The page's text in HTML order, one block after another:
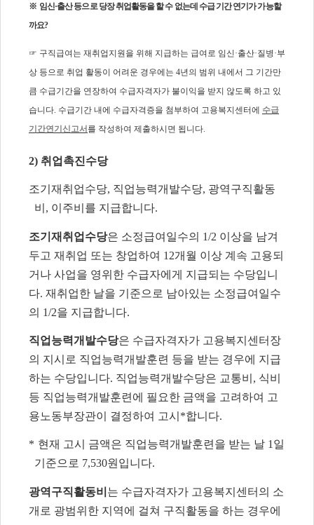
※ 임신·출산 등으로 당장 취업활동을 할 수 없는데 수급 기간 연기가 가능할
까요?
☞ 구직급여는 재취업지원을 위해 지급하는 급여로 임신·출산·질병·부
상 등으로 취업 활동이 어려운 경우에는 4년의 범위 내에서 그 기간만
큼 수급기간을 연장하여 수급자격자가 불이익을 받지 않도록 하고 있
습니다. 수급기간 내에 수급자격증을 첨부하여 고용복지센터에 수급
기간연기신고서를 작성하여 제출하시면 됩니다.
2) 취업촉진수당
조기재취업수당, 직업능력개발수당, 광역구직활동
비 , 이주비를 지급합니다.
조기재취업수당은 소정급여일수의 1/2 이상을 남겨
두고 재취업 또는 창업하여 12개월 이상 계속 고용되
거나 사업을 영위한 수급자에게 지급되는 수당입니
다. 재취업한 날을 기준으로 남아있는 소정급여일수
의 1/2을 지급합니다.
직업능력개발수당은 수급자격자가 고용복지센터장
의 지시로 직업능력개발훈련 등을 받는 경우에 지급
하는 수당입니다. 직업능력개발수당은 교통비 , 식비
등 직업능력개발훈련에 필요한 금액을 고려하여 고
용노동부장관이 결정하여 고시 *합니다.
* 현재 고시 금액은 직업능력개발훈련을 받는 날 1 일
기준으로 7,530원입니다.
광역구직활동비 는 수급자격자가 고용복지센터의 소
개로 광범위한 지역에 걸쳐 구직활동을 하는 경우에